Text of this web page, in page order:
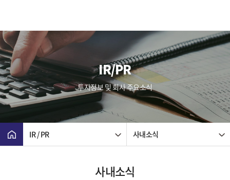
IR/PR
투자정보 및 회사 주요소식
IR / PR 사내소식
사내소식